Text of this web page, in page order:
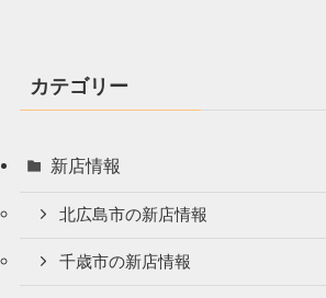
カテゴリー
新店情報
北広島市の新店情報
千歳市の新店情報